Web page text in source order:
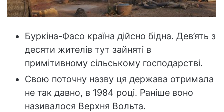
Буркіна-Фасо країна дійсно бідна. Дев’ять з
десяти жителів тут зайняті в
примітивному сільському господарстві.
Свою поточну назву ця держава отримала
не так давно, в 1984 році. Раніше воно
називалося Верхня Вольта.